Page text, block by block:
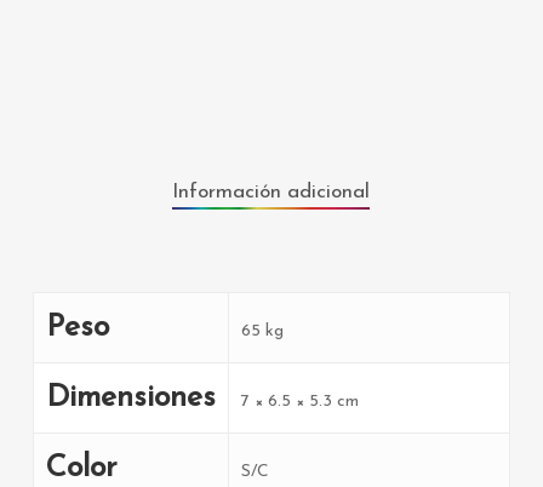
Información adicional
Peso 65 kg
Dimensiones 7 × 6.5 × 5.3 cm
Color S/C